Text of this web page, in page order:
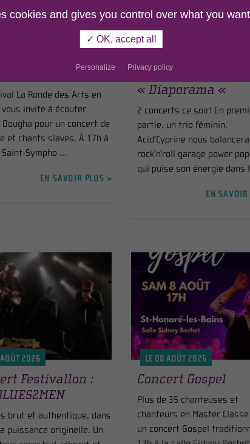
La Ronde des Arts en
vous invite à écouter
Dougha pour un concert de
et chants slaves. À 17h à
Sympho ...
EN SAVOIR PLUS >
LE 08 AOÛT 2026
Acid’Cyprine » et
« Diaporama «
2 concerts ce soir! En
partie, un trio féminin,
Acid'Cyprine nous
rock'n'roll garage power
qui puise son énergie dans
EN SAVOIR
AOÛT 2026
Festivallon :
brut et authentique, dans
puissance originelle. Un
LE 08 AOÛT 2026
Concert Gospel
Plus de 35 chanteuses et
chanteurs en Master
un concert Gospel
cookies and gives you control over what you
✓ OK, accept all
Personalize Privacy policy